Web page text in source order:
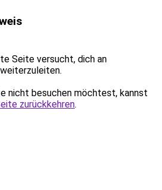
Seite versucht, dich an
weiterzuleiten.
nicht besuchen möchtest, kannst
zurückkehren.